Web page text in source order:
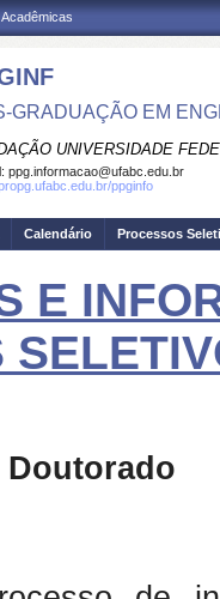
GRADUAÇÃO EM
UNIVERSIDADE
ppg.informacao@ufabc.edu.br
ppginfo
Calendário Processos
E
Doutorado